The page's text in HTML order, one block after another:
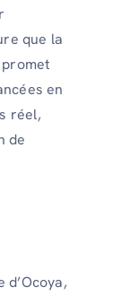
que la
en
réel,
de